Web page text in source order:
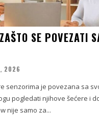
SE POVEZATI
2026
senzorima je povezana sa
pogledati njihove šećere i
nije samo za...